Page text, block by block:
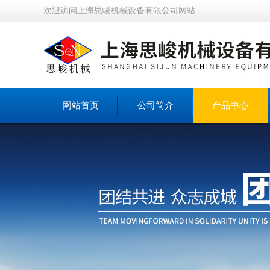
欢迎访问上海思峻机械设备有限公司网站
网站首页 公司简介 产品中心